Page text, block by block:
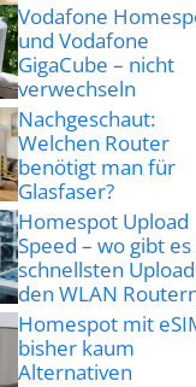
Vodafone
und Vodafone
GigaCube – nicht
verwechseln
Nachgeschaut:
Welchen Router
benötigt man für
Glasfaser?
Homespot Upload
Speed – wo gibt
schnellsten
den WLAN
Homespot mit
bisher kaum
Alternativen